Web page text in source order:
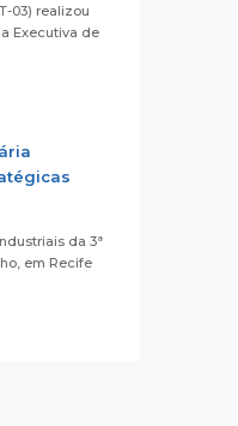
03) realizou
Executiva de
da 3ª
em Recife